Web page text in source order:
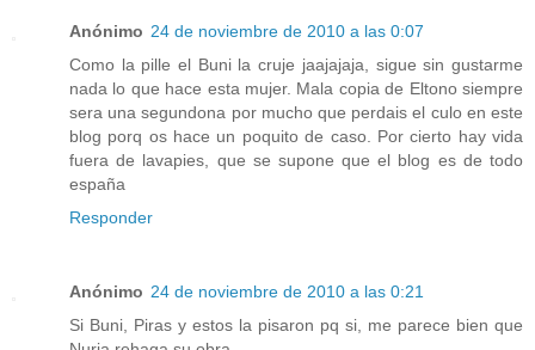
Anónimo 24 de noviembre de 2010 a las 0:07
Como la pille el Buni la cruje jaajajaja, sigue sin gustarme
nada lo que hace esta mujer. Mala copia de Eltono siempre
sera una segundona por mucho que perdais el culo en este
blog porq os hace un poquito de caso. Por cierto hay vida
fuera de lavapies, que se supone que el blog es de todo
españa
Responder
Anónimo 24 de noviembre de 2010 a las 0:21
Si Buni, Piras y estos la pisaron pq si, me parece bien que